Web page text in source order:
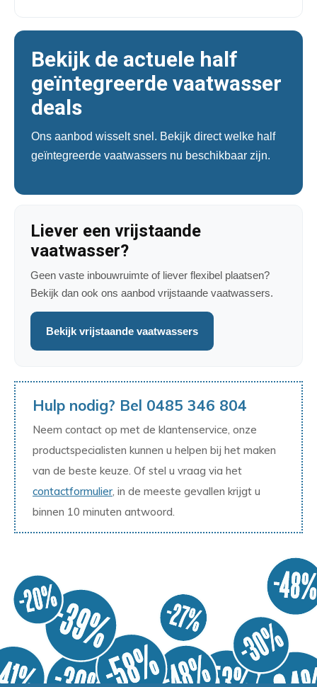
Bekijk de actuele half
geïntegreerde vaatwasser
deals
Ons aanbod wisselt snel. Bekijk direct welke half
geïntegreerde vaatwassers nu beschikbaar zijn.
Liever een vrijstaande
vaatwasser?
Geen vaste inbouwruimte of liever flexibel plaatsen?
Bekijk dan ook ons aanbod vrijstaande vaatwassers.
Bekijk vrijstaande vaatwassers
Hulp nodig? Bel 0485 346 804
Neem contact op met de klantenservice, onze
productspecialisten kunnen u helpen bij het maken
van de beste keuze. Of stel u vraag via het
contactformulier, in de meeste gevallen krijgt u
binnen 10 minuten antwoord.